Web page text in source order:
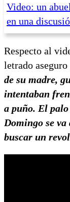
Video: un
en una
Respecto al
letrado aseguro
de su madre,
intentaban
a puño. El
Domingo se
buscar un